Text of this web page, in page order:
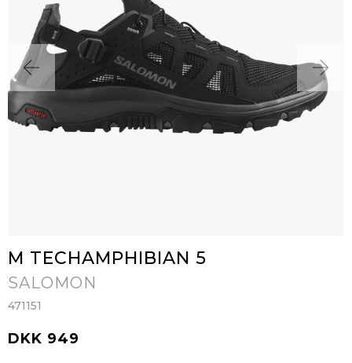
M TECHAMPHIBIAN 5
SALOMON
471151
DKK 949